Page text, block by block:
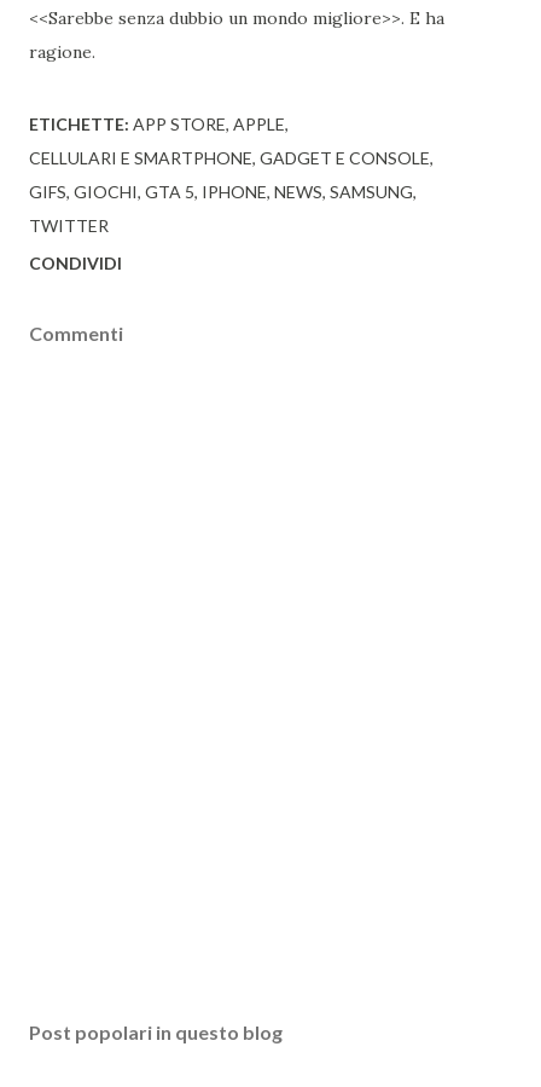
<<Sarebbe senza dubbio un mondo migliore>>. E ha
ragione.
ETICHETTE: APP STORE APPLE
CELLULARI E SMARTPHONE GADGET E CONSOLE
GIFS GIOCHI GTA 5 IPHONE NEWS SAMSUNG
TWITTER
CONDIVIDI
Commenti
Post popolari in questo blog